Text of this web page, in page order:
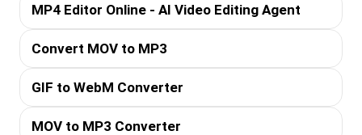
MP4 Editor Online - AI Video Editing Agent
Convert MOV to MP3
GIF to WebM Converter
MOV to MP3 Converter